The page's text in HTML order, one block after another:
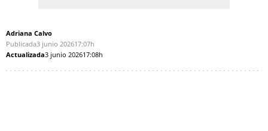
Adriana Calvo
Publicada3 junio 202617:07h
Actualizada3 junio 202617:08h